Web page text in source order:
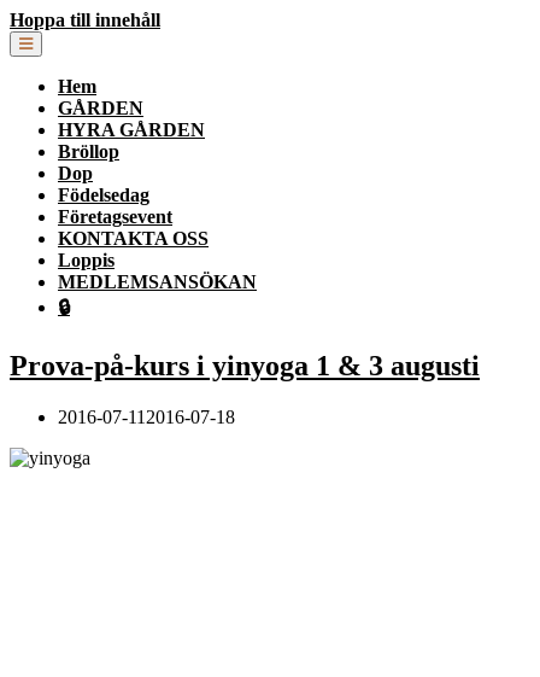
Hoppa till innehåll
Hem
GÅRDEN
HYRA GÅRDEN
Bröllop
Dop
Födelsedag
Företagsevent
KONTAKTA OSS
Loppis
MEDLEMSANSÖKAN
🔒
Prova-på-kurs i yinyoga 1 & 3 augusti
2016-07-112016-07-18